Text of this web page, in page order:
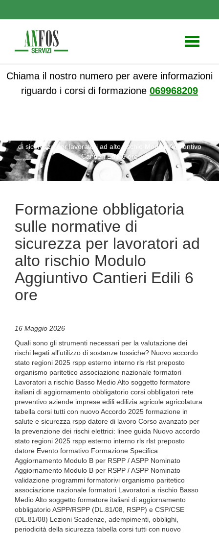
Toggle
Chiama il nostro numero per avere informazioni
riguardo i corsi di formazione 069968209
di sicurezza per lavoratori ad alto rischio Modulo Aggiuntivo
Cantieri Edili 6 ore
Formazione obbligatoria
sulle normative di
sicurezza per lavoratori ad
alto rischio Modulo
Aggiuntivo Cantieri Edili 6
ore
16 Maggio 2026
Quali sono gli strumenti necessari per la valutazione dei
rischi legati all’utilizzo di sostanze tossiche? Nuovo accordo
stato regioni 2025 rspp esterno interno rls rlst preposto
organismo paritetico associazione nazionale formatori
Lavoratori a rischio Basso Medio Alto soggetto formatore
italiani di aggiornamento obbligatorio corsi obbligatori rete
preventivo aziende imprese edili edilizia agricole agricolatura
tabella corsi tutti con nuovo Accordo 2025 formazione in
salute e sicurezza rspp datore di lavoro Corso avanzato per
la prevenzione dei rischi elettrici: linee guida Nuovo accordo
stato regioni 2025 rspp esterno interno rls rlst preposto
datore Evento formativo Formazione Specifica
Aggiornamento Modulo B per RSPP / ASPP Nominato
Aggiornamento Modulo B per RSPP / ASPP Nominato
validazione programmi formatorivi organismo paritetico
associazione nazionale formatori Lavoratori a rischio Basso
Medio Alto soggetto formatore italiani di aggiornamento
obbligatorio ASPP/RSPP (DL.81/08, RSPP) e CSP/CSE
(DL.81/08) Lezioni Scadenze, adempimenti, obblighi,
periodicità della sicurezza tabella corsi tutti con nuovo